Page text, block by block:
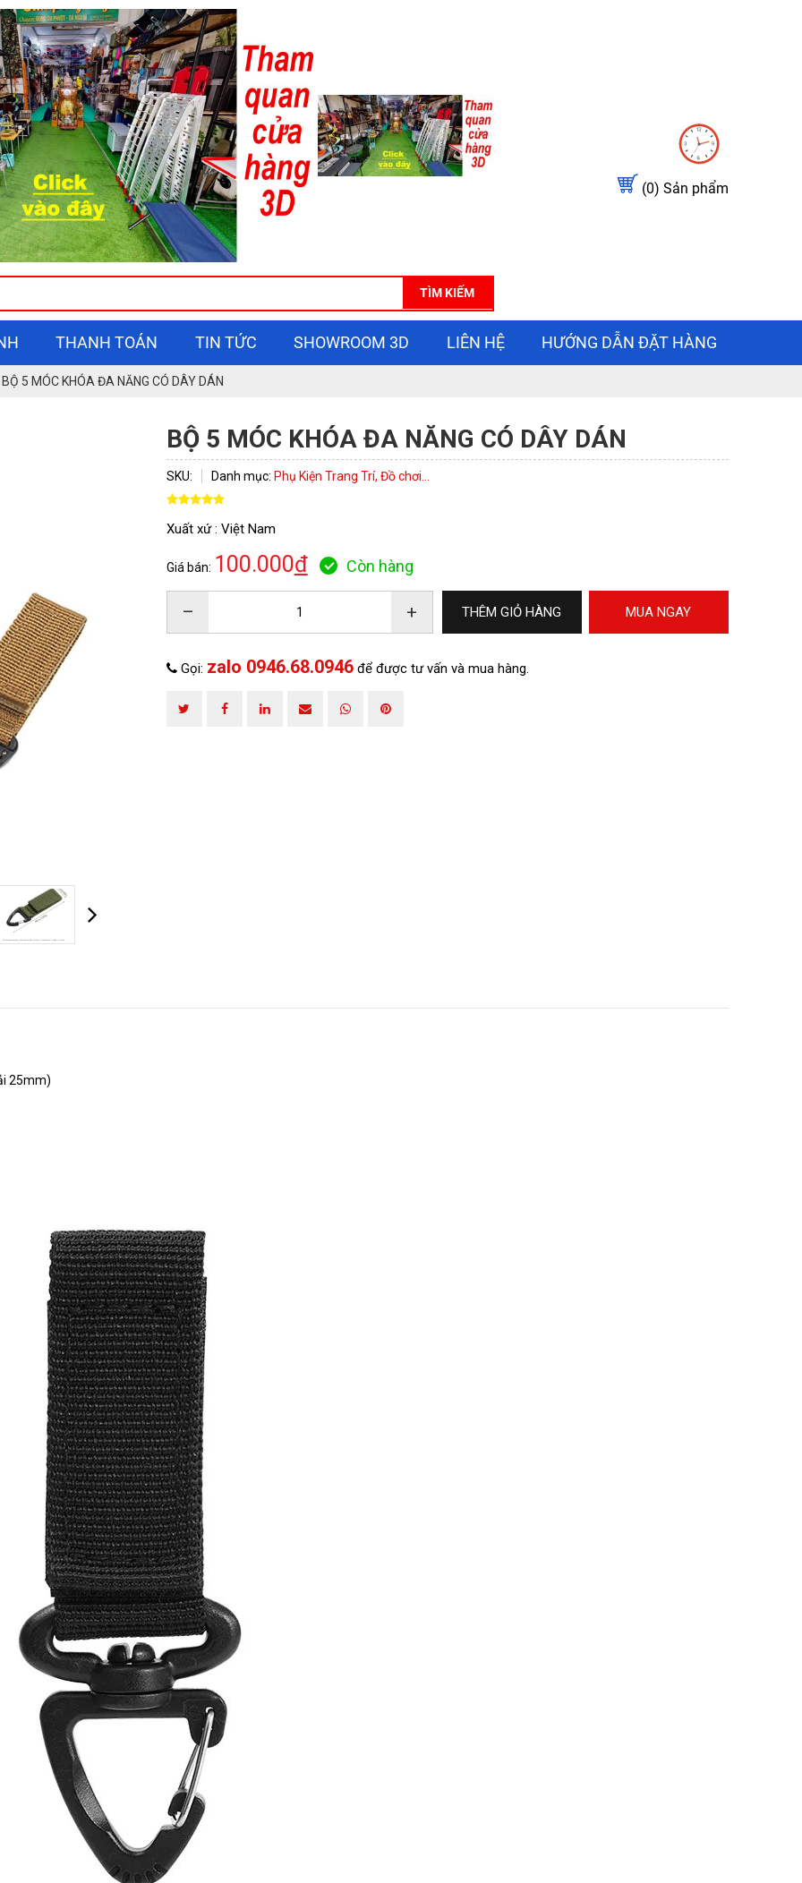
TÌM KIẾM
(0) Sản phẩm
THANH TOÁN TIN TỨC SHOWROOM 3D LIÊN HỆ HƯỚNG DẪN ĐẶT HÀNG
BỘ 5 MÓC KHÓA ĐA NĂNG CÓ DÂY DÁN
BỘ 5 MÓC KHÓA ĐA NĂNG CÓ DÂY DÁN
SKU: Danh mục: Phụ Kiện Trang Trí, Đồ chơi...
Xuất xứ : Việt Nam
Giá bán: 100.000đ Còn hàng
– + THÊM GIỎ HÀNG MUA NGAY
Gọi: zalo 0946.68.0946 để được tư vấn và mua hàng.
25mm)
ĐĂNG KÝ TƯ VẤN